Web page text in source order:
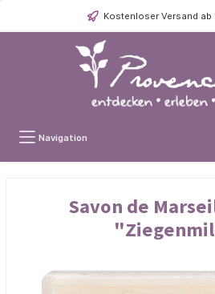
Kostenloser Versand ab
Navigation
Savon de